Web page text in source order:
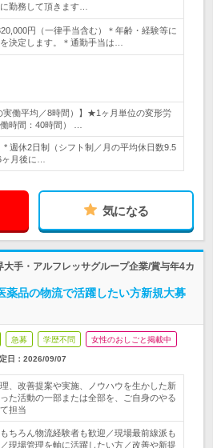
勤務して頂きます…
円（一律手当含む）＊年齢・経験等に
決定します。＊通勤手当は…
実働平均／8時間）】★1ヶ月単位の変形労
時間：40時間） …
* 週休2日制（シフト制／月の平均休日数9.5
月後に…
気になる
手・アルフレッサグループ企業/賞与年4カ
薬品の物流で活躍したい方新規大募
急募 学歴不問 女性のおしごと掲載中
日： 2026/09/07
、改善提案や実施、ノウハウを生かした新
た活動の一部または全部を、ご自身のやる
担当
もちろん物流経験者も歓迎／現場最前線派も
現場管理を軸に活躍したい方／改善や新提